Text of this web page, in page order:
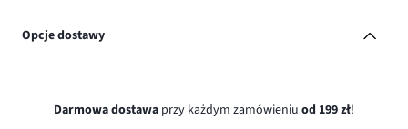
Opcje dostawy
Darmowa dostawa przy każdym zamówieniu od 199 zł!